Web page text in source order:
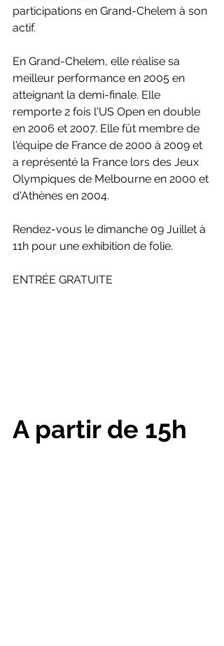
participations en Grand-Chelem à son
actif.
En Grand-Chelem, elle réalise sa
meilleur performance en 2005 en
atteignant la demi-finale. Elle
remporte 2 fois l'US Open en double
en 2006 et 2007. Elle fût membre de
l'équipe de France de 2000 à 2009 et
a représenté la France lors des Jeux
Olympiques de Melbourne en 2000 et
d'Athènes en 2004.
Rendez-vous le dimanche 09 Juillet à
11h pour une exhibition de folie.
ENTRÉE GRATUITE
A partir de 15h